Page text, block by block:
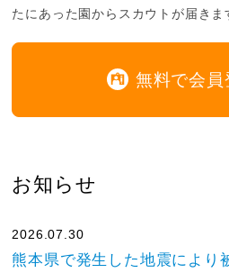
たにあった園からスカウトが届きま
無料で会員
お知らせ
2026.07.30
熊本県で発生した地震により